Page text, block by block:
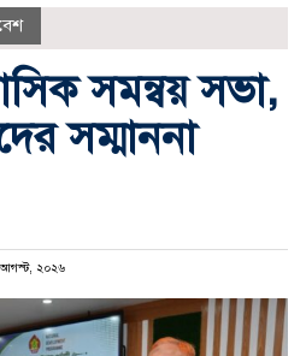
সমন্বয় সভা,
সম্মাননা
২০২৬